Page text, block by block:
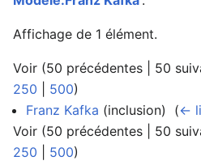
Affichage de 1 élément.
Voir (50 précédentes 50
250
500)
Franz Kafka (inclusion) ‎ (←
Voir (50 précédentes 50
250
500)